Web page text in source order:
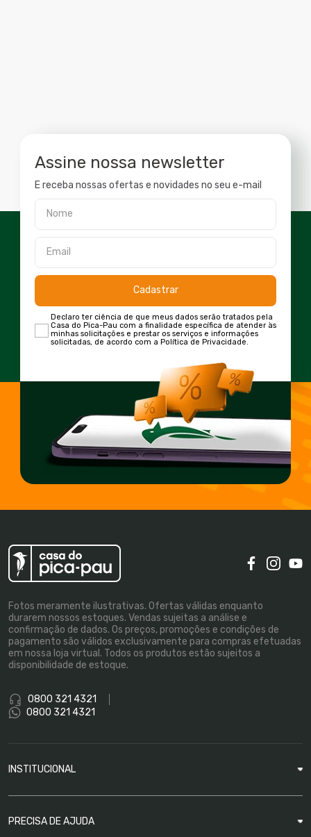
Assine nossa newsletter
E receba nossas ofertas e novidades no seu e-mail
Cadastrar
Declaro ter ciência de que meus dados serão tratados pela
Casa do Pica-Pau com a finalidade específica de atender às
minhas solicitações e prestar os serviços e informações
solicitadas, de acordo com a Política de Privacidade.
Fotos meramente ilustrativas. Ofertas válidas enquanto
durarem nossos estoques. Vendas sujeitas a análise e
confirmação de dados. Os preços, promoções e condições de
pagamento são válidos exclusivamente para compras efetuadas
em nossa loja virtual. Todos os produtos estão sujeitos a
disponibilidade de estoque.
0800 321 4321
0800 321 4321
INSTITUCIONAL
PRECISA DE AJUDA